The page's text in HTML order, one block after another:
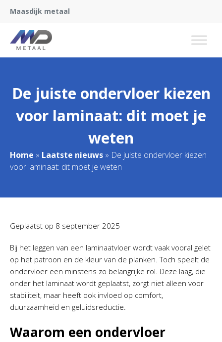
Maasdijk metaal
De juiste ondervloer kiezen
voor laminaat: dit moet je
weten
Home » Laatste nieuws » De juiste ondervloer kiezen
voor laminaat: dit moet je weten
Geplaatst op 8 september 2025
Bij het leggen van een laminaatvloer wordt vaak vooral gelet
op het patroon en de kleur van de planken. Toch speelt de
ondervloer een minstens zo belangrijke rol. Deze laag, die
onder het laminaat wordt geplaatst, zorgt niet alleen voor
stabiliteit, maar heeft ook invloed op comfort,
duurzaamheid en geluidsreductie.
Waarom een ondervloer